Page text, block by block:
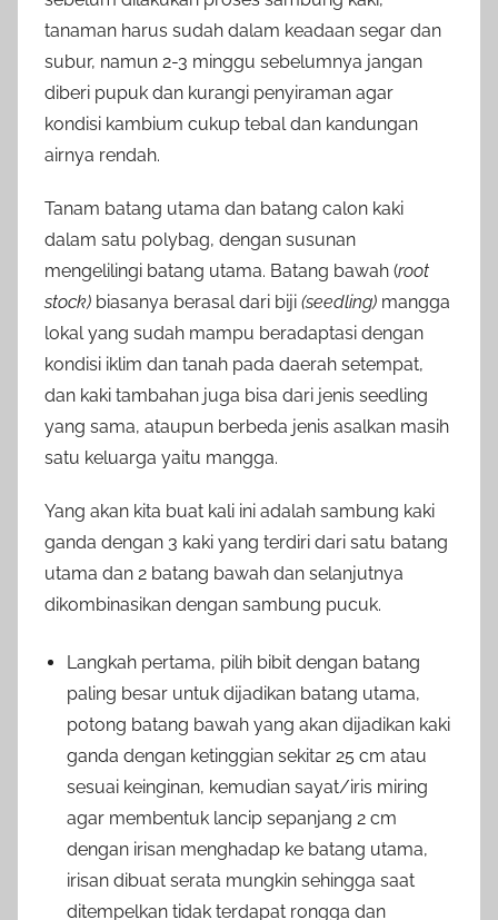
tanaman harus sudah dalam keadaan segar dan
subur, namun 2-3 minggu sebelumnya jangan
diberi pupuk dan kurangi penyiraman agar
kondisi kambium cukup tebal dan kandungan
airnya rendah.
Tanam batang utama dan batang calon kaki
dalam satu polybag, dengan susunan
mengelilingi batang utama. Batang bawah (root
stock) biasanya berasal dari biji (seedling) mangga
lokal yang sudah mampu beradaptasi dengan
kondisi iklim dan tanah pada daerah setempat,
dan kaki tambahan juga bisa dari jenis seedling
yang sama, ataupun berbeda jenis asalkan masih
satu keluarga yaitu mangga.
Yang akan kita buat kali ini adalah sambung kaki
ganda dengan 3 kaki yang terdiri dari satu batang
utama dan 2 batang bawah dan selanjutnya
dikombinasikan dengan sambung pucuk.
Langkah pertama, pilih bibit dengan batang
paling besar untuk dijadikan batang utama,
potong batang bawah yang akan dijadikan kaki
ganda dengan ketinggian sekitar 25 cm atau
sesuai keinginan, kemudian sayat/iris miring
agar membentuk lancip sepanjang 2 cm
dengan irisan menghadap ke batang utama,
irisan dibuat serata mungkin sehingga saat
ditempelkan tidak terdapat rongga dan